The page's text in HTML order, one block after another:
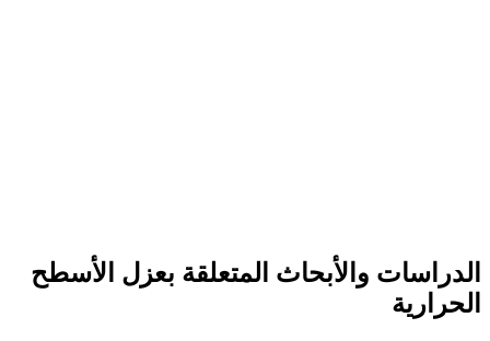
الدراسات والأبحاث المتعلقة بعزل الأسطح
الحرارية